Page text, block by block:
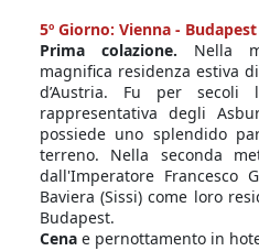
5º Giorno: Vienna - Budapest
Prima colazione. Nella
magnifica residenza estiva
d’Austria. Fu per secoli
rappresentativa degli
possiede uno splendido
terreno. Nella seconda
dall'Imperatore Francesco
Baviera (Sissi) come loro
Budapest.
Cena e pernottamento in